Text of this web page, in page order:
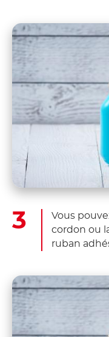
Vous
cordon ou
ruban